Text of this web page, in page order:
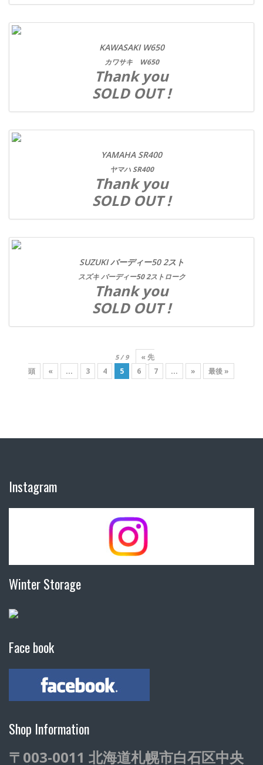
KAWASAKI W650
カワサキ W650
Thank you
SOLD OUT !
YAMAHA SR400
ヤマハ SR400
Thank you
SOLD OUT !
SUZUKI バーディー50 2スト
スズキ バーディー50 2ストローク
Thank you
SOLD OUT !
5 / 9
« 先
頭
« ... 3 4 5 6 7 ... » 最後 »
Instagram
Winter Storage
Face book
Shop Information
〒003-0011 北海道札幌市白石区中央